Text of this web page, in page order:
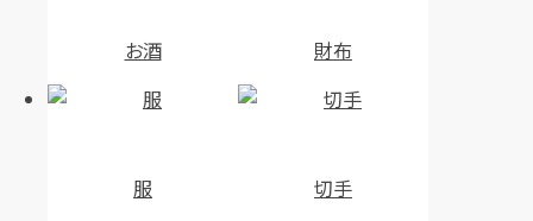
48,500
宝石・ジュエリー
買取参考価格
宝石・ジュエリー
お酒 財布
服
切手